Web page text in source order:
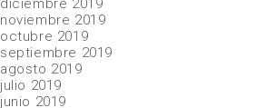
diciembre 2019
noviembre 2019
octubre 2019
septiembre 2019
agosto 2019
julio 2019
junio 2019